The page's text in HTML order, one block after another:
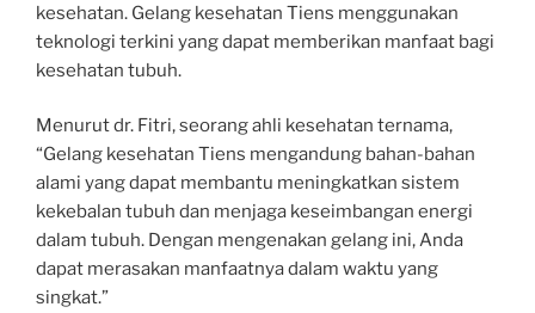
kesehatan. Gelang kesehatan Tiens menggunakan
teknologi terkini yang dapat memberikan manfaat bagi
kesehatan tubuh.
Menurut dr. Fitri, seorang ahli kesehatan ternama,
“Gelang kesehatan Tiens mengandung bahan-bahan
alami yang dapat membantu meningkatkan sistem
kekebalan tubuh dan menjaga keseimbangan energi
dalam tubuh. Dengan mengenakan gelang ini, Anda
dapat merasakan manfaatnya dalam waktu yang
singkat.”